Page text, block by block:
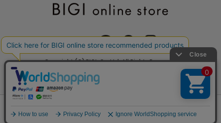
OFFICIAL SNS
Copyright (C) BIGI. Co.,Ltd. All Rights Reserved.